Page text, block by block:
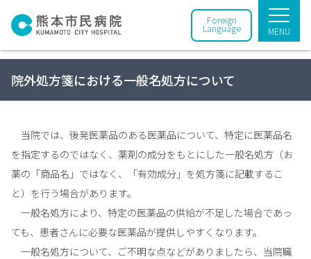
Foreign
Language MENU
院外処方箋における一般名処方について
当院では、後発医薬品のある医薬品について、特定に医薬品名
を指定するのではなく、薬剤の成分をもとにした一般名処方（お
薬の「商品名」ではなく、「有効成分」を処方箋に記載するこ
と）を行う場合があります。
一般名処方により、特定の医薬品の供給が不足した場合であっ
ても、患者さんに必要な医薬品が提供しやすくなります。
一般名処方について、ご不明な点などがありましたら、当院職